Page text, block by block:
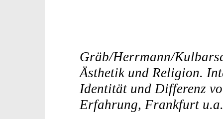
Gräb/Herrmann/
Ästhetik und Religion.
Identität und Differenz
Erfahrung, Frankfurt